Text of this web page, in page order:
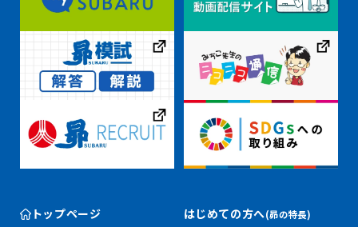
トップページ
はじめての方へ(昴の特長)